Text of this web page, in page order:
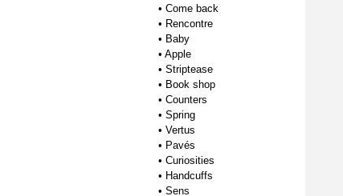
• Come back
• Rencontre
• Baby
• Apple
• Striptease
• Book shop
• Counters
• Spring
• Vertus
• Pavés
• Curiosities
• Handcuffs
• Sens